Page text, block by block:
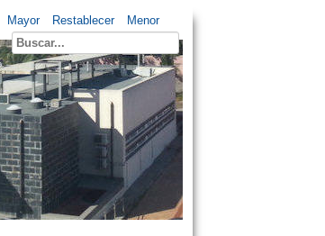
Mayor Restablecer Menor